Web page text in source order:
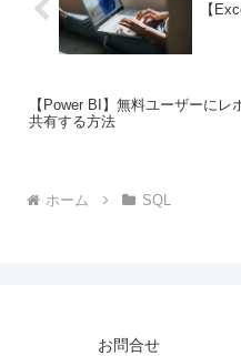
【
【Power BI】無料ユーザーにレ
共有する方法
ホーム SQL
お問合せ